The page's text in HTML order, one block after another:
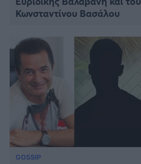
Κωνσταντίνου Βασάλου
GOSSIP